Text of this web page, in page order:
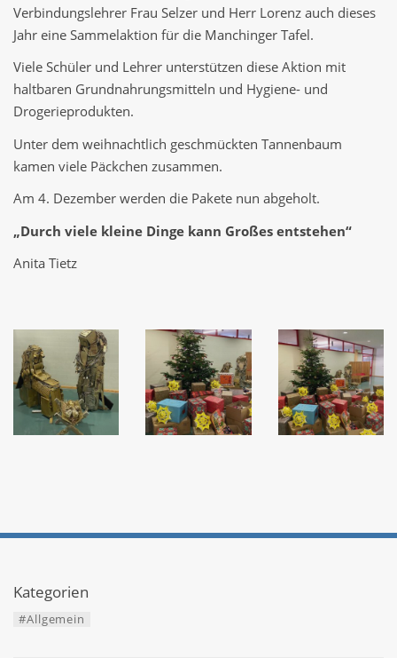
Verbindungslehrer Frau Selzer und Herr Lorenz auch dieses
Jahr eine Sammelaktion für die Manchinger Tafel.
Viele Schüler und Lehrer unterstützen diese Aktion mit
haltbaren Grundnahrungsmitteln und Hygiene- und
Drogerieprodukten.
Unter dem weihnachtlich geschmückten Tannenbaum
kamen viele Päckchen zusammen.
Am 4. Dezember werden die Pakete nun abgeholt.
„Durch viele kleine Dinge kann Großes entstehen“
Anita Tietz
Kategorien
#Allgemein